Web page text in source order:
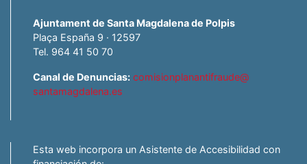
Ajuntament de Santa Magdalena de Polpis
Plaça España 9 · 12597
Tel. 964 41 50 70
Canal de Denuncias: comisionplanantifraude@
santamagdalena.es
Esta web incorpora un Asistente de Accesibilidad con